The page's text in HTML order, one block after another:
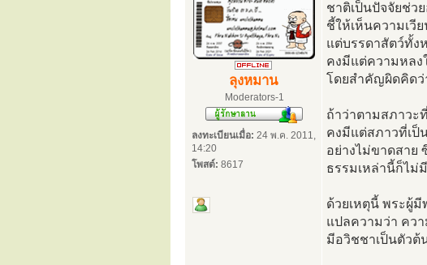
ลุงหมาน
Moderators-1
ลงทะเบียนเมื่อ: 24 พ.ค. 2011,
14:20
โพสต์: 8617
ชาติเป็นปัจจัยช่ว
ชี้ให้เห็นความเวี
แต่บรรดาสัตว์ทั้ง
คงมีแต่ความหลง
โดยสำคัญผิดคิดว่
ถ้าว่าตามสภาวะ
คงมีแต่สภาวที่เป็
อย่างไม่ขาดสาย
ธรรมเหล่านี้ก็ไม่
ด้วยเหตุนี้ พระผู้มี
แปลความว่า คว
มีอวิชชาเป็นตัวต้